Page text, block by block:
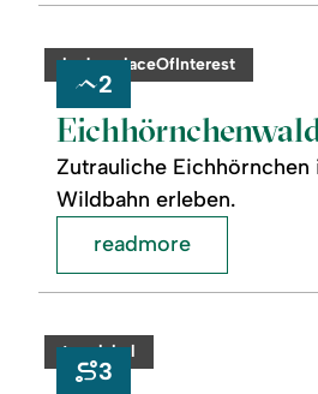
category:
badge.placeOfInterest
2
Zutrauliche
Wildbahn erleben.
readmore:
Fischen
readmore
category:
tour.label
3
readmore:
Moos
Spazieren